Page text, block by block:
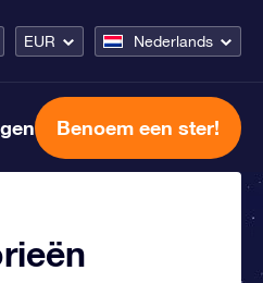
EUR Nederlands
Benoem een ster!